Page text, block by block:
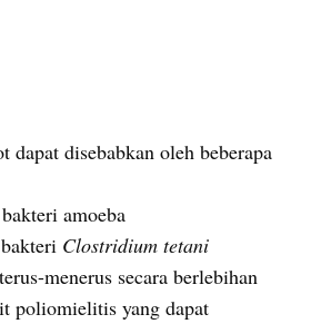
dapat disebabkan oleh beberapa
amoeba
Clostridium tetani
menerus secara berlebihan
poliomielitis yang dapat